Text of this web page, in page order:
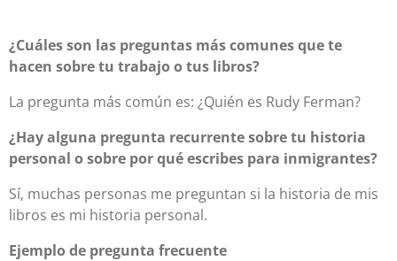
¿Cuáles son las preguntas más comunes que te
hacen sobre tu trabajo o tus libros?
La pregunta más común es: ¿Quién es Rudy Ferman?
¿Hay alguna pregunta recurrente sobre tu historia
personal o sobre por qué escribes para inmigrantes?
Sí, muchas personas me preguntan si la historia de mis
libros es mi historia personal.
Ejemplo de pregunta frecuente